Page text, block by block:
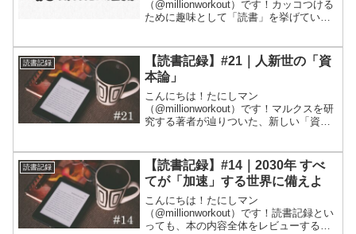
（@millionworkout）です！カッコつける
ために趣味として「読書」を挙げている
というよりは、個人的に響いた部分にし
ぼって記録していきます...
読書記録
【読書記録】#21｜人新世の「資
本論」
こんにちは！たにしマン
（@millionworkout）です！マルクスを研
究する著者が辿りついた、新しい「資本
と。「資本論」をたいして知らないので
何が新しいのかはよく分...
読書記録
【読書記録】#14｜2030年 すべ
てが「加速」する世界に備えよ
こんにちは！たにしマン
（@millionworkout）です！読書記録とい
っても、本の内容全体をレビューすると